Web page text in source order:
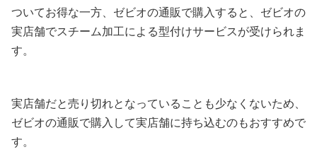
ついてお得な一方、ゼビオの通販で購入すると、ゼビオの
実店舗でスチーム加工による型付けサービスが受けられま
す。
実店舗だと売り切れとなっていることも少なくないため、
ゼビオの通販で購入して実店舗に持ち込むのもおすすめで
す。